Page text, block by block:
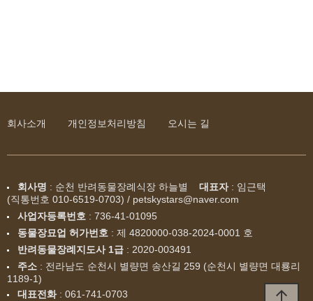
회사소개 개인정보처리방침 오시는 길
회사명 : 순천 반려동물장례식장 하늘별 대표자: 임근택
(직통번호 010-6519-0703) / petskystars@naver.com
사업자등록번호 : 736-41-01095
동물장묘업 허가번호 : 제 4820000-038-2024-0001 호
반려동물장례지도사 1급 : 2020-003491
주소 : 전라남도 순천시 별량면 송산길 259 (순천시 별량면 대룡리
1189-1)
대표전화: 061-741-0703 arrow_upward